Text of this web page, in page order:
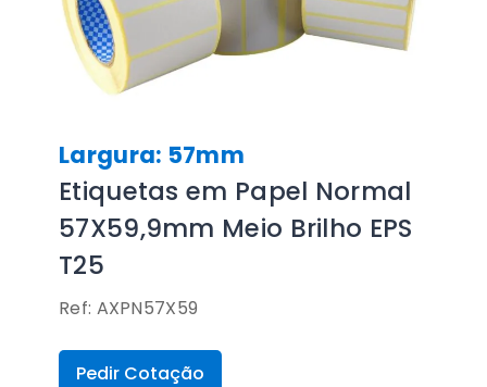
Largura: 57mm
Etiquetas em Papel Normal
57X59,9mm Meio Brilho EPS
T25
Ref: AXPN57X59
Pedir Cotação